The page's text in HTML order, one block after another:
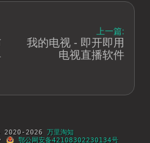
上一篇:
我的电视 - 即开即用
电视直播软件
2026 万里淘知
鄂公网安备42108302230134号